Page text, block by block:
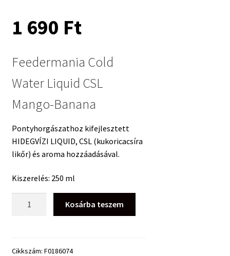
1 690 Ft
Feedermania Cold
Water Liquid CSL
Mango-Banana
Pontyhorgászathoz kifejlesztett
HIDEGVÍZI LIQUID, CSL (kukoricacsíra
likőr) és aroma hozzáadásával.
Kiszerelés: 250 ml
CSL
Kosárba teszem
Cikkszám: F0186074